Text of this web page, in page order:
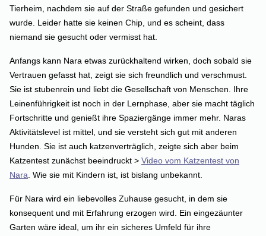
Tierheim, nachdem sie auf der Straße gefunden und gesichert
wurde. Leider hatte sie keinen Chip, und es scheint, dass
niemand sie gesucht oder vermisst hat.
Anfangs kann Nara etwas zurückhaltend wirken, doch sobald sie
Vertrauen gefasst hat, zeigt sie sich freundlich und verschmust.
Sie ist stubenrein und liebt die Gesellschaft von Menschen. Ihre
Leinenführigkeit ist noch in der Lernphase, aber sie macht täglich
Fortschritte und genießt ihre Spaziergänge immer mehr. Naras
Aktivitätslevel ist mittel, und sie versteht sich gut mit anderen
Hunden. Sie ist auch katzenverträglich, zeigte sich aber beim
Katzentest zunächst beeindruckt > Video vom Katzentest von
Nara. Wie sie mit Kindern ist, ist bislang unbekannt.
Für Nara wird ein liebevolles Zuhause gesucht, in dem sie
konsequent und mit Erfahrung erzogen wird. Ein eingezäunter
Garten wäre ideal, um ihr ein sicheres Umfeld für ihre